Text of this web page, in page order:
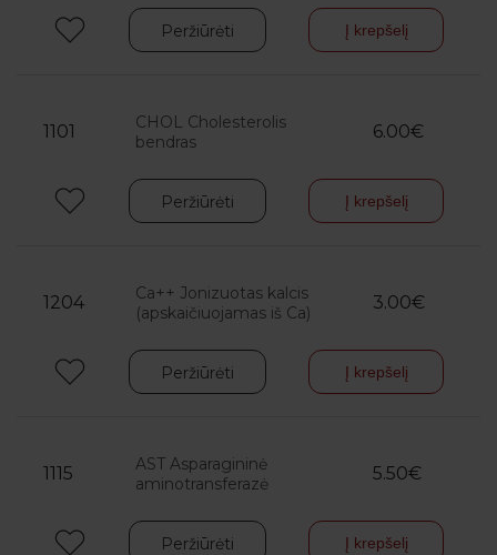
Peržiūrėti Į krepšelį
1101
CHOL Cholesterolis
bendras
6.00€
Peržiūrėti Į krepšelį
1204
Ca++ Jonizuotas kalcis
(apskaičiuojamas iš Ca)
3.00€
Peržiūrėti Į krepšelį
1115
AST Asparagininė
aminotransferazė
5.50€
Peržiūrėti Į krepšelį